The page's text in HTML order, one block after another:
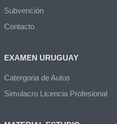
Subvención
Contacto
EXAMEN URUGUAY
Catergoria de Autos
Simulacro Licencia Profesional